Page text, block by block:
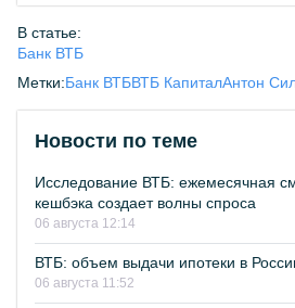
В статье:
Банк ВТБ
Метки:Банк ВТБВТБ КапиталАнтон
Новости по теме
Исследование ВТБ: ежемесячная
кешбэка создает волны спроса
06 августа 12:14
ВТБ: объем выдачи ипотеки в
06 августа 11:52